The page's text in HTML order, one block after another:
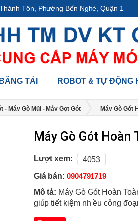
Tôn, Phường Bến Nghé, Quận 1
BĂNG TẢI ROBOT & TỰ ĐỘNG
- Máy Gò Mũi - Máy Gọt Gót Máy Gò Gót
Máy Gò Gót Hoàn
Lượt xem:
4053
Giá bán: 0904791719
Mô tả: Máy Gò Gót Hoàn
giúp tiết kiệm nhiều công